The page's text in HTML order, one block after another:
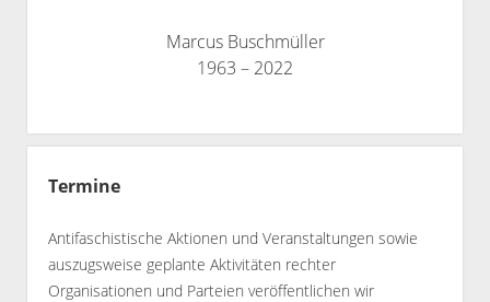
Marcus Buschmüller
1963 – 2022
Termine
Antifaschistische Aktionen und Veranstaltungen sowie
auszugsweise geplante Aktivitäten rechter
Organisationen und Parteien veröffentlichen wir